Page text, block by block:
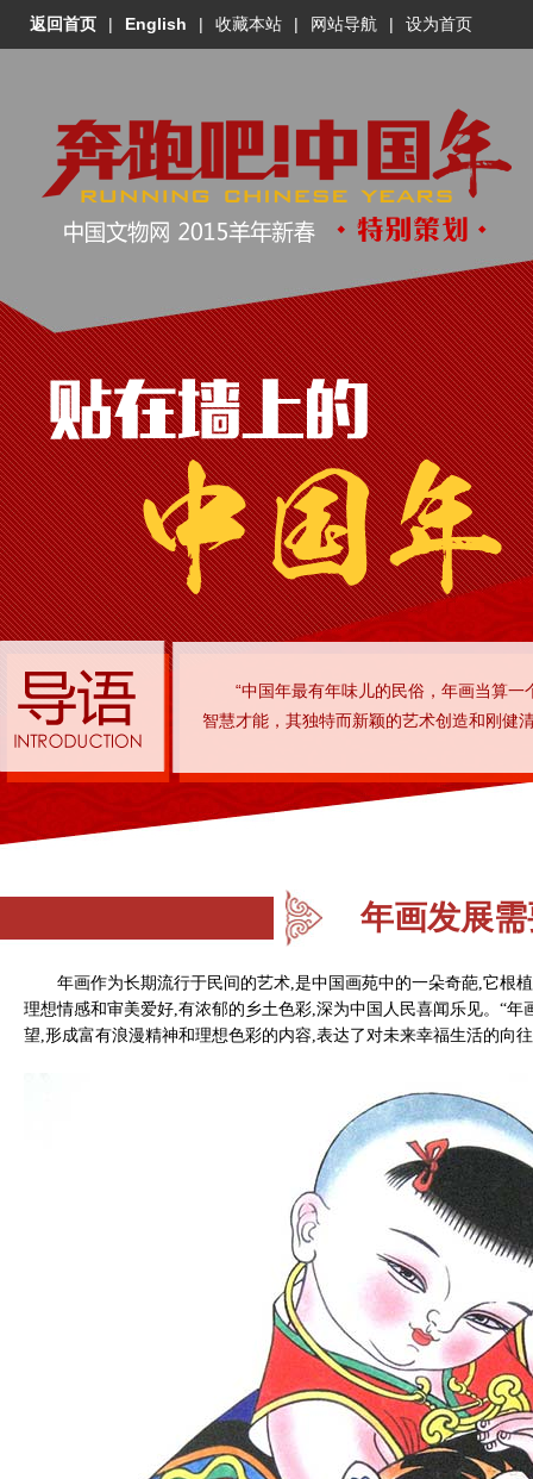
返回首页 | English | 收藏本站 | 网站导航 | 设为首页
“中国年最有年味儿的民俗，年画当算
智慧才能，其独特而新颖的艺术创造和刚健
年画发展
年画作为长期流行于民间的艺术,是中国画苑中的一朵奇葩,它根
理想情感和审美爱好,有浓郁的乡土色彩,深为中国人民喜闻乐见。“
望,形成富有浪漫精神和理想色彩的内容,表达了对未来幸福生活的向